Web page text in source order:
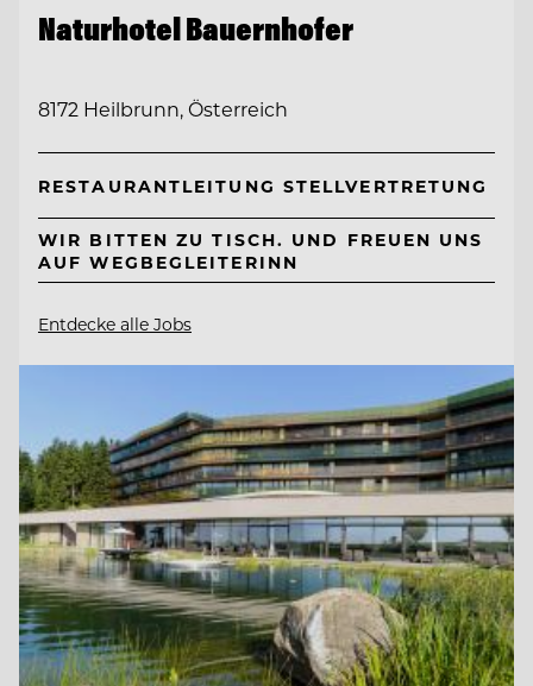
Naturhotel Bauernhofer
8172 Heilbrunn, Österreich
RESTAURANTLEITUNG STELLVERTRETUNG
WIR BITTEN ZU TISCH. UND FREUEN UNS
AUF WEGBEGLEITERINN
Entdecke alle Jobs